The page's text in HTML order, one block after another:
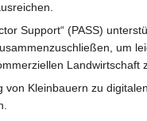
Support“ (PASS)
um
Landwirtschaft
Kleinbauern zu